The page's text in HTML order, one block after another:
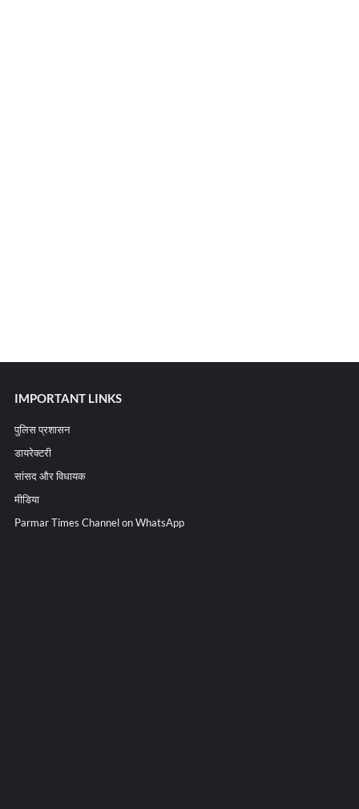
IMPORTANT LINKS
पुलिस प्रशासन
डायरेक्टरी
सांसद और विधायक
मीडिया
Parmar Times Channel on WhatsApp